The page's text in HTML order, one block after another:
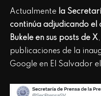
Actualmente la
continúa adjudicando
Bukele en sus posts de X
publicaciones de la
Google en El Salvador